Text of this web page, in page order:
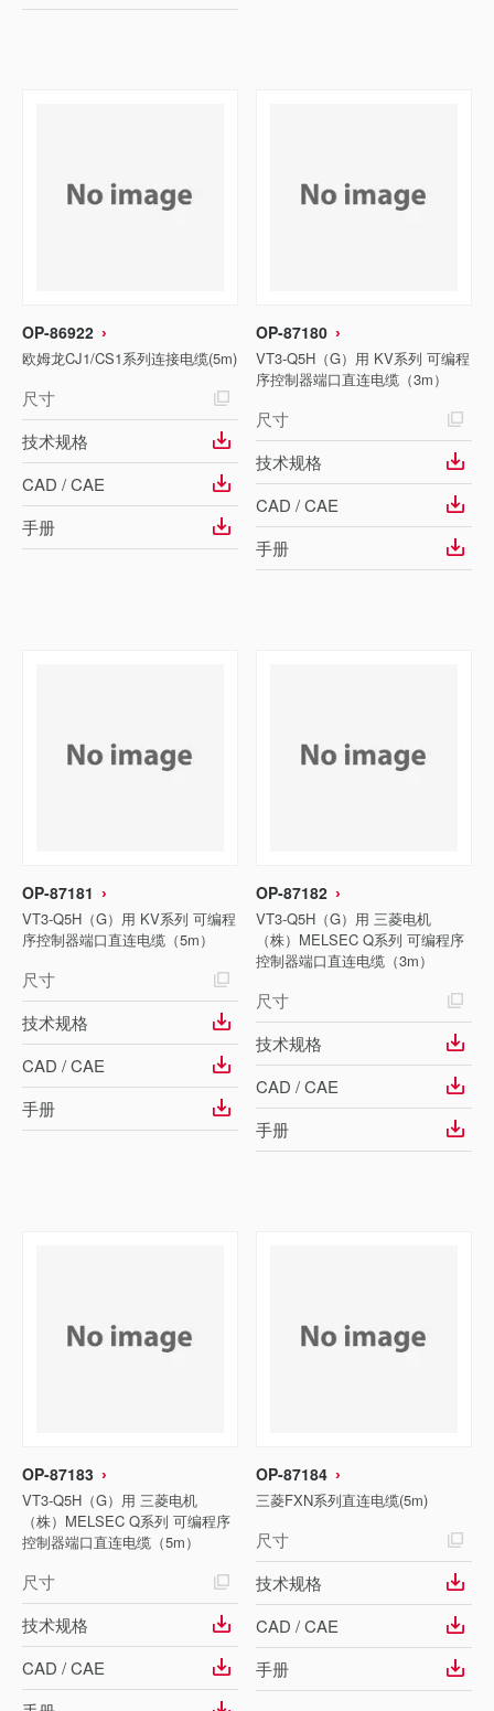
OP-86922
欧姆龙CJ1/CS1系列连接电缆(5m)
尺寸
技术规格
CAD / CAE
手册
OP-87180
VT3-Q5H（G）用 KV系列 可编程
序控制器端口直连电缆（3m）
尺寸
技术规格
CAD / CAE
手册
OP-87181
VT3-Q5H（G）用 KV系列 可编程
序控制器端口直连电缆（5m）
尺寸
技术规格
CAD / CAE
手册
OP-87182
VT3-Q5H（G）用 三菱电机
（株）MELSEC Q系列 可编程序
控制器端口直连电缆（3m）
尺寸
技术规格
CAD / CAE
手册
OP-87183
VT3-Q5H（G）用 三菱电机
（株）MELSEC Q系列 可编程序
控制器端口直连电缆（5m）
尺寸
技术规格
CAD / CAE
OP-87184
三菱FXN系列直连电缆(5m)
尺寸
技术规格
CAD / CAE
手册